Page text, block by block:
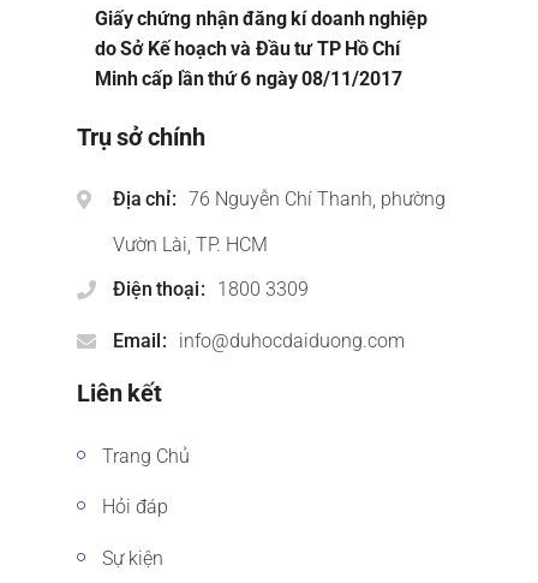
Giấy chứng nhận đăng kí doanh nghiệp
do Sở Kế hoạch và Đầu tư TP Hồ Chí
Minh cấp lần thứ 6 ngày 08/11/2017
Trụ sở chính
Địa chỉ
76 Nguyễn Chí Thanh, phường
Vườn Lài, TP. HCM
Điện thoại
1800 3309
Email info@duhocdaiduong.com
Liên kết
Trang Chủ
Hỏi đáp
Sự kiện